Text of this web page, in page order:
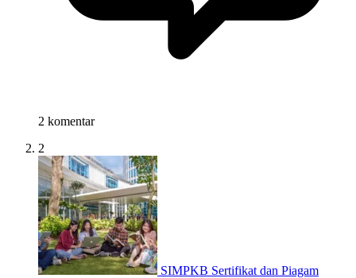
2 komentar
2
SIMPKB Sertifikat dan Piagam